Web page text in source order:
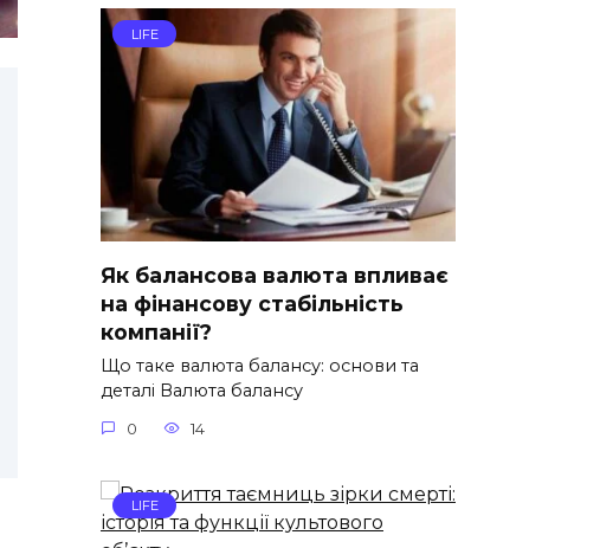
LIFE
Як балансова валюта впливає
на фінансову стабільність
компанії?
Що таке валюта балансу: основи та
деталі Валюта балансу
0 14
LIFE